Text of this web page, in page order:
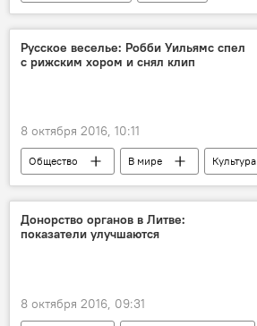
Русское веселье: Робби Уильямс спел
с рижским хором и снял клип
8 октября 2016, 10:11
Общество В мире Культура
Донорство органов в Литве:
показатели улучшаются
8 октября 2016, 09:31